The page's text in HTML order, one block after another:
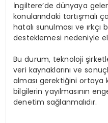
İngiltere’de dünyaya
konularındaki tartışmalı
hatalı sunulması ve ırkçı
desteklemesi nedeniyle
Bu durum, teknoloji
veri kaynaklarını ve
alması gerektiğini ortaya
bilgilerin yayılmasının
denetim sağlanmalıdır.